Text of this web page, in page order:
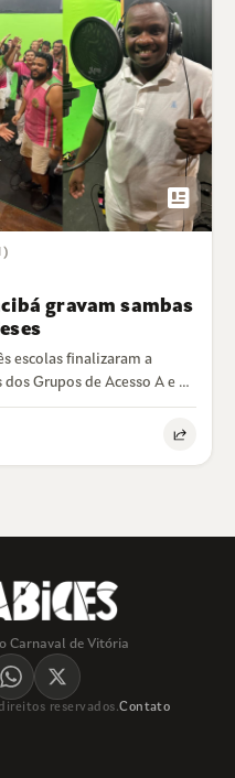
newsmode
gravam sambas
escolas finalizaram a
Grupos de Acesso A e B.
Carnaval de Vitória
reservados.Contato